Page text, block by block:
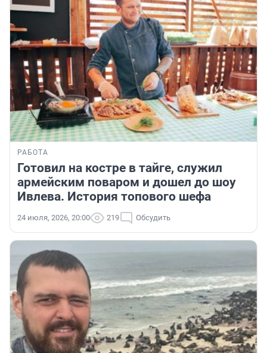
РАБОТА
Готовил на костре в тайге, служил
армейским поваром и дошел до шоу
Ивлева. История топового шефа
24 июля, 2026, 20:00 219 Обсудить